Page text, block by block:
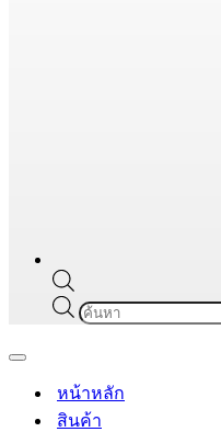
Products
search
Navigation
หน้าหลัก
สินค้า